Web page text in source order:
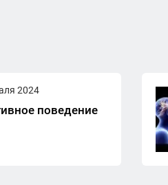
2024
поведение